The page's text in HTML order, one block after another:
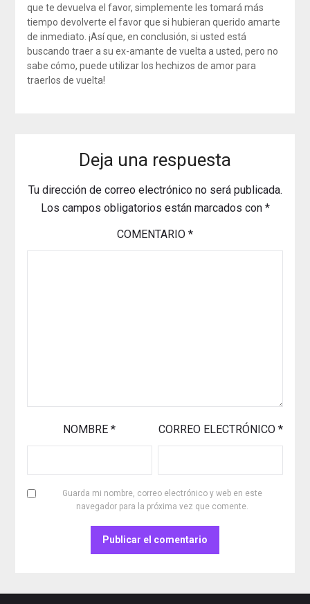
que te devuelva el favor, simplemente les tomará más
tiempo devolverte el favor que si hubieran querido amarte
de inmediato. ¡Así que, en conclusión, si usted está
buscando traer a su ex-amante de vuelta a usted, pero no
sabe cómo, puede utilizar los hechizos de amor para
traerlos de vuelta!
Deja una respuesta
Tu dirección de correo electrónico no será publicada.
Los campos obligatorios están marcados con *
COMENTARIO *
NOMBRE* CORREO ELECTRÓNICO *
Guarda mi nombre, correo electrónico y web en este
navegador para la próxima vez que comente.